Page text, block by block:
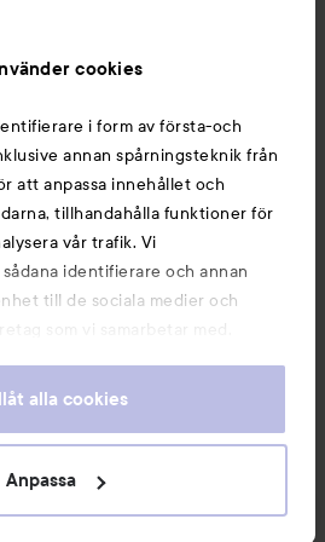
cookies
i form av första-och
annan spårningsteknik från
att anpassa innehållet och
tillhandahålla funktioner för
vår trafik. Vi
identifierare och annan
till de sociala medier och
som vi samarbetar med.
tillhandahållit eller som de har
användande av vår webbplats.
du kan ändra inställningarna för
alla cookies
Anpassa